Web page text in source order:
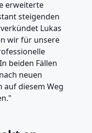
erweiterte
steigenden
Lukas
wir für unsere
beiden Fällen
neuen
auf diesem Weg